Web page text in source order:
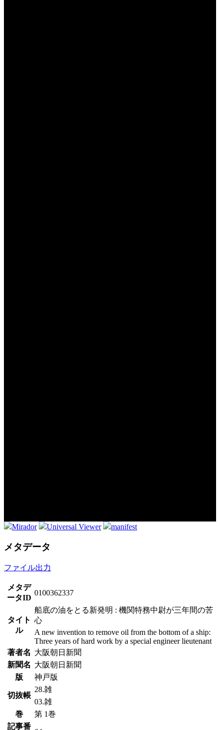
Mirador Universal Viewer manifest
メタデータ
ファイル出力
メタデ
ータID
0100362337
タイト
ル
船底の油をとる新発明 : 機関特務中尉が三年間の苦
心
A new invention to remove oil from the bottom of a ship:
Three years of hard work by a special engineer lieutenant
著者名 大阪朝日新聞
新聞名 大阪朝日新聞
版
神戸版
切抜帳
28.雑
03.雑
巻
第 1巻
記事番